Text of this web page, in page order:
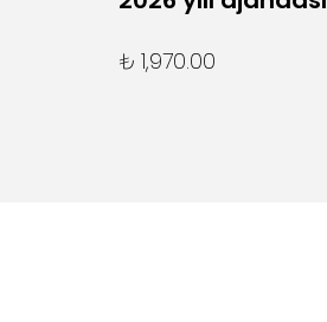
₺ 1,970.00